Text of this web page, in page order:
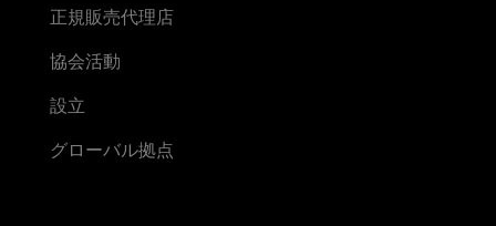
正規販売代理店
協会活動
設立
グローバル拠点